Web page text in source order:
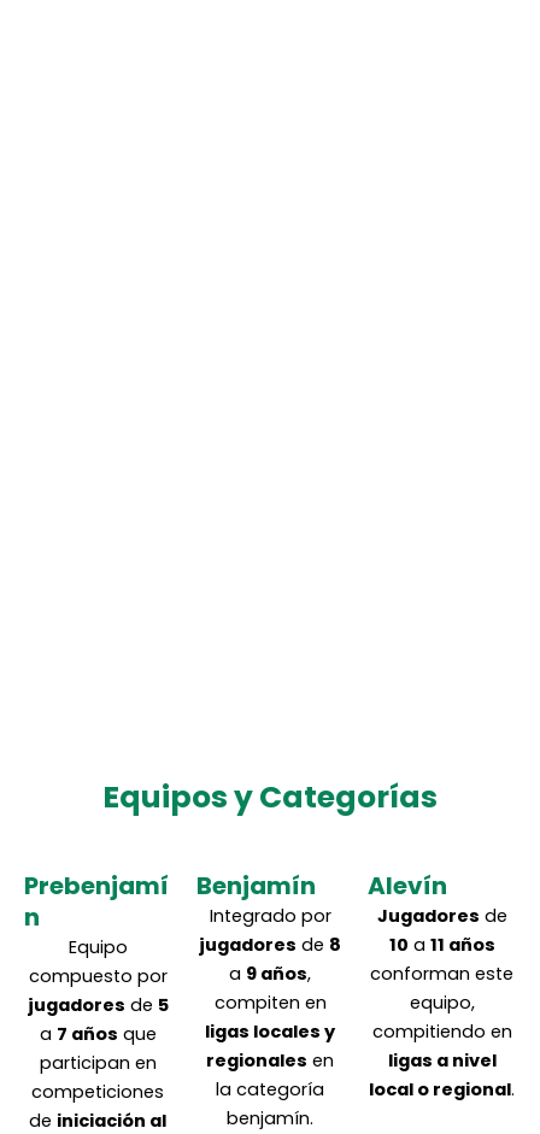
Equipos y Categorías
Prebenjamí
n
Equipo
compuesto por
jugadores de 5
a 7 años que
participan en
competiciones
de iniciación al
Benjamín
Integrado por
jugadores de 8
a 9 años,
compiten en
ligas locales y
regionales en
la categoría
benjamín.
Alevín
Jugadores de
10 a 11 años
conforman este
equipo,
compitiendo en
ligas a nivel
local o regional.